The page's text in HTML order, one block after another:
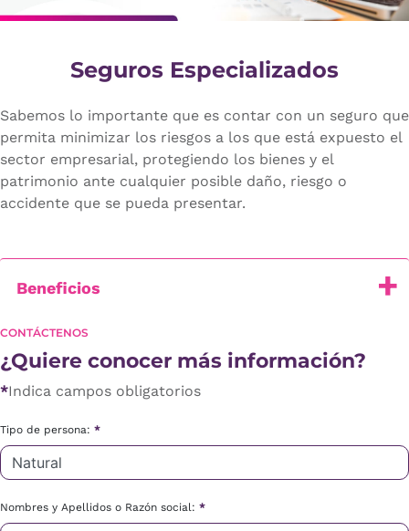
Seguros Especializados
Sabemos lo importante que es contar con un seguro que
permita minimizar los riesgos a los que está expuesto el
sector empresarial, protegiendo los bienes y el
patrimonio ante cualquier posible daño, riesgo o
accidente que se pueda presentar.
Beneficios
CONTÁCTENOS
¿Quiere conocer más información?
*Indica campos obligatorios
Tipo de persona: *
Nombres y Apellidos o Razón social: *